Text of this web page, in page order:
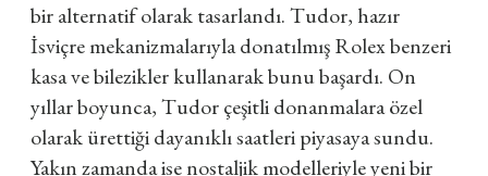
bir alternatif olarak tasarlandı. Tudor, hazır
İsviçre mekanizmalarıyla donatılmış Rolex benzeri
kasa ve bilezikler kullanarak bunu başardı. On
yıllar boyunca, Tudor çeşitli donanmalara özel
olarak ürettiği dayanıklı saatleri piyasaya sundu.
Yakın zamanda ise nostaljik modelleriyle yeni bir